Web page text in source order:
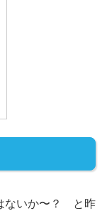
ないか〜？ と昨